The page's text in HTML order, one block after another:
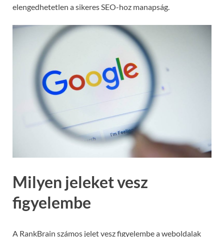
elengedhetetlen a sikeres SEO-hoz manapság.
Milyen jeleket vesz
figyelembe
A RankBrain számos jelet vesz figyelembe a weboldalak